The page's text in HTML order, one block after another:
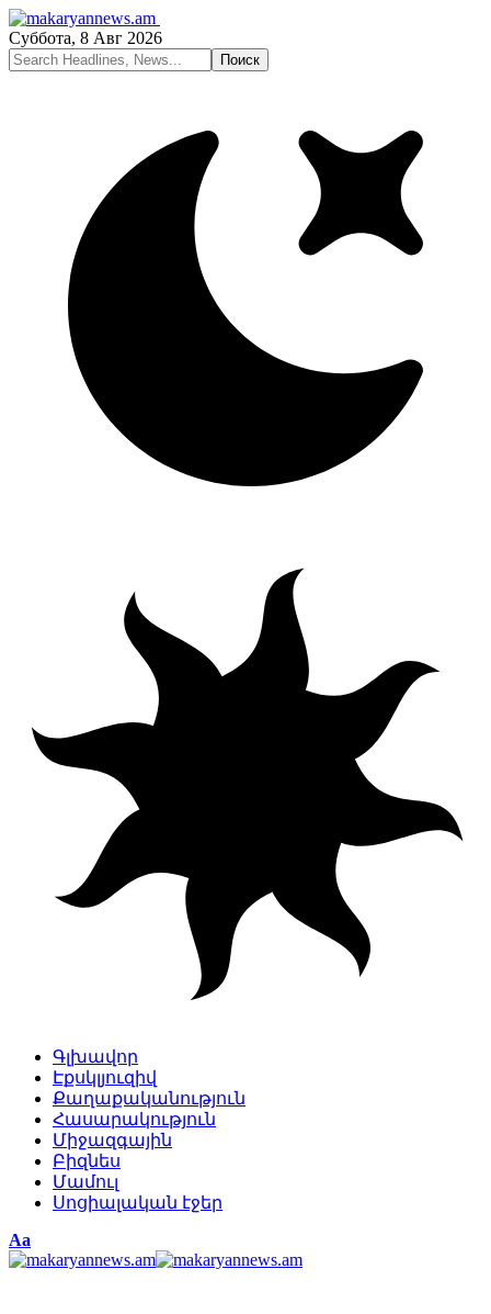
Суббота, 8 Авг 2026
Գլխավոր
Էքսկլյուզիվ
Քաղաքականություն
Հասարակություն
Միջազգային
Բիզնես
Մամուլ
Սոցիալական էջեր
Изменение
размера
Аа